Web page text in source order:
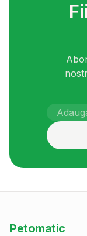
Petomatic